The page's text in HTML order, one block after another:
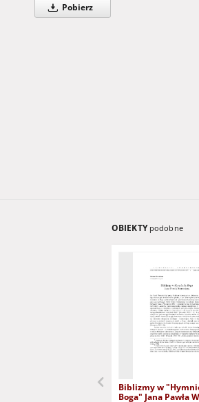
Pobierz
OBIEKTY podobne
Biblizmy w
Boga" Jana Pawła